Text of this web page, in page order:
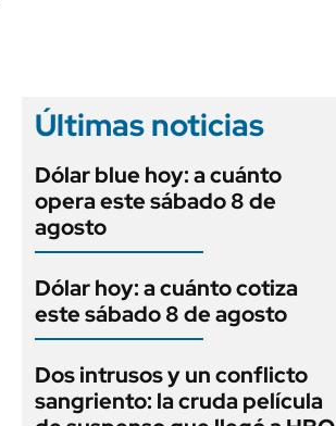
Últimas noticias
Dólar blue hoy: a cuánto
opera este sábado 8 de
agosto
Dólar hoy: a cuánto cotiza
este sábado 8 de agosto
Dos intrusos y un conflicto
sangriento: la cruda película